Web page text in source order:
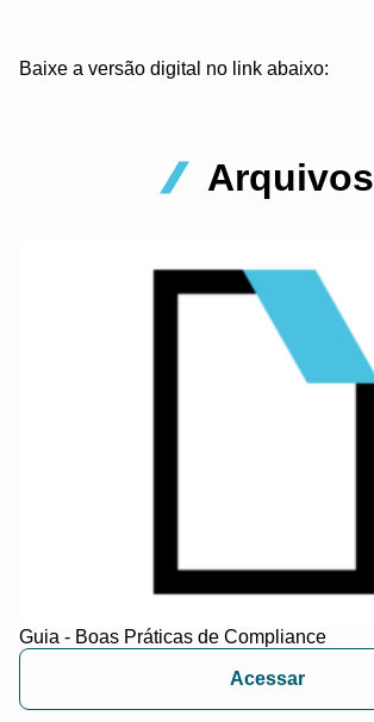
Baixe a versão digital no link abaixo:
Arquivos
Guia - Boas Práticas de Compliance
Acessar